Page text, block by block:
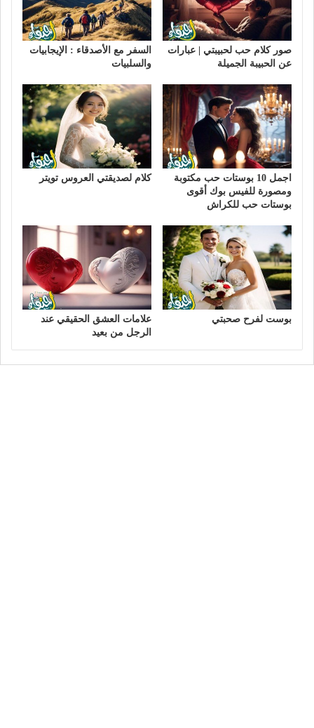
صور كلام حب لحبيبتي | عبارات
عن الحبيبة الجميلة
السفر مع الأصدقاء : الإيجابيات
والسلبيات
اجمل 10 بوستات حب مكتوبة
ومصورة للفيس بوك أقوى
بوستات حب للكراش
كلام لصديقتي العروس تويتر
بوست لفرح صحبتي
علامات العشق الحقيقي عند
الرجل من بعيد